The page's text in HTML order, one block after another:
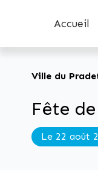
Accueil
Ville du
Fête
Le 22 août